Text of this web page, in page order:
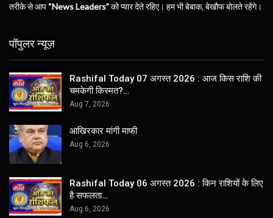
तरीके से आप “News Leaders”को प्यार देते रहिए। हम भी बेबाक, बेखौफ बोलते रहेंगे।
पॉपुलर न्यूज़
Rashifal Today 07 अगस्त 2026 : आज किस राशि की
चमकेगी किस्मत?…
Aug 7, 2026
आखिरकार मांगी माफी
Aug 6, 2026
Rashifal Today 06 अगस्त 2026 : किन राशियों के लिए
है सफलता…
Aug 6, 2026